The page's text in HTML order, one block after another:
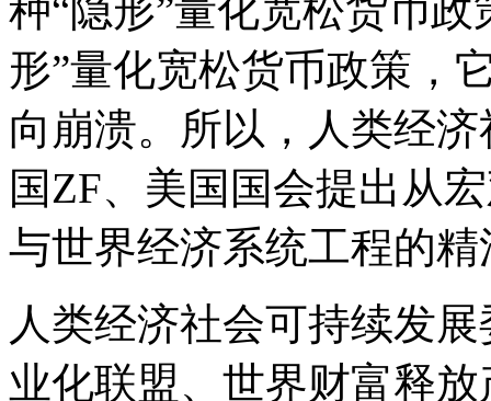
种“隐形”量化宽松货币
形”量化宽松货币政策，
向崩溃。所以，人类经
国ZF、美国国会提出从
与世界经济系统工程的
人类经济社会可持续发
业化联盟、世界财富释